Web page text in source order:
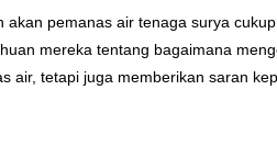
pemanas air tenaga surya
mereka tentang bagaimana
air, tetapi juga memberikan saran